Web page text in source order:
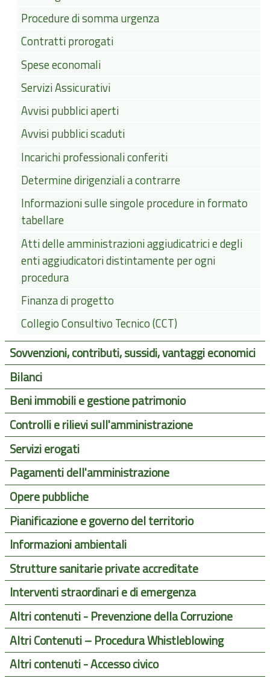
Procedure di somma urgenza
Contratti prorogati
Spese economali
Servizi Assicurativi
Avvisi pubblici aperti
Avvisi pubblici scaduti
Incarichi professionali conferiti
Determine dirigenziali a contrarre
Informazioni sulle singole procedure in formato
tabellare
Atti delle amministrazioni aggiudicatrici e degli
enti aggiudicatori distintamente per ogni
procedura
Finanza di progetto
Collegio Consultivo Tecnico (CCT)
Sovvenzioni, contributi, sussidi, vantaggi economici
Bilanci
Beni immobili e gestione patrimonio
Controlli e rilievi sull'amministrazione
Servizi erogati
Pagamenti dell'amministrazione
Opere pubbliche
Pianificazione e governo del territorio
Informazioni ambientali
Strutture sanitarie private accreditate
Interventi straordinari e di emergenza
Altri contenuti - Prevenzione della Corruzione
Altri Contenuti – Procedura Whistleblowing
Altri contenuti - Accesso civico